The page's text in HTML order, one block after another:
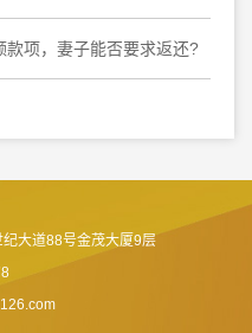
款项，妻子能否要求返还?
大道88号金茂大厦9层